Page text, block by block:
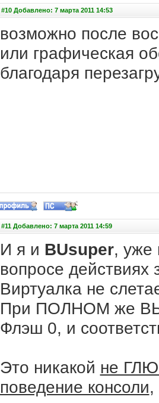
#10 Добавлено: 7 марта 2011 14:53
возможно после
или графическая
благодаря
#11 Добавлено: 7 марта 2011 14:59
И я и BUsuper, уже
вопросе действиях
Виртуалка не
При ПОЛНОМ же
Флэш 0, и
Это никакой не
поведение консоли,